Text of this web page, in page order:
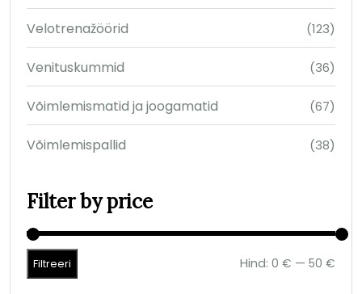
Velotrenažöörid (123)
Venituskummid (36)
Võimlemismatid ja joogamatid (67)
Võimlemispallid (38)
Filter by price
Filtreeri Hind: 0 € — 50 €